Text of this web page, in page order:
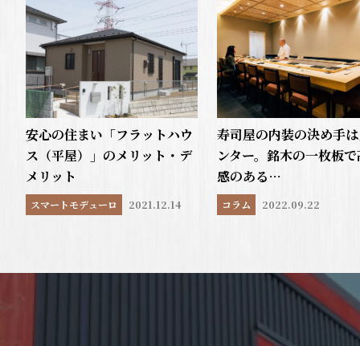
安心の住まい「フラットハウ
ス（平屋）」のメリット・デ
メリット
スマートモデューロ 2021.12.14
寿司屋の内装の決め手
ンター。銘木の一枚板
感のある…
コラム 2022.09.22